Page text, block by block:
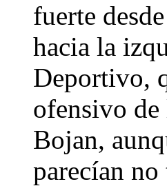
fuerte
hacia la
Deportivo,
ofensivo
Bojan,
parecían